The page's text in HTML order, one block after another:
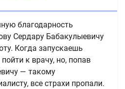
благодарность
Сердару Бабакулыевичу
Когда запускаешь
к врачу, но, попав
— такому
все страхи пропали.